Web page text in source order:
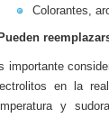
Colorantes,
importante
en la
y